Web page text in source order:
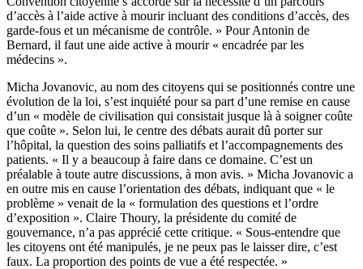
d’accès à l’aide active à mourir incluant des conditions d’accès, des
garde-fous et un mécanisme de contrôle. » Pour Antonin de
Bernard, il faut une aide active à mourir « encadrée par les
médecins ».
Micha Jovanovic, au nom des citoyens qui se positionnés contre une
évolution de la loi, s’est inquiété pour sa part d’une remise en cause
d’un « modèle de civilisation qui consistait jusque là à soigner coûte
que coûte ». Selon lui, le centre des débats aurait dû porter sur
l’hôpital, la question des soins palliatifs et l’accompagnements des
patients. « Il y a beaucoup à faire dans ce domaine. C’est un
préalable à toute autre discussions, à mon avis. » Micha Jovanovic a
en outre mis en cause l’orientation des débats, indiquant que « le
problème » venait de la « formulation des questions et l’ordre
d’exposition ». Claire Thoury, la présidente du comité de
gouvernance, n’a pas apprécié cette critique. « Sous-entendre que
les citoyens ont été manipulés, je ne peux pas le laisser dire, c’est
faux. La proportion des points de vue a été respectée. »